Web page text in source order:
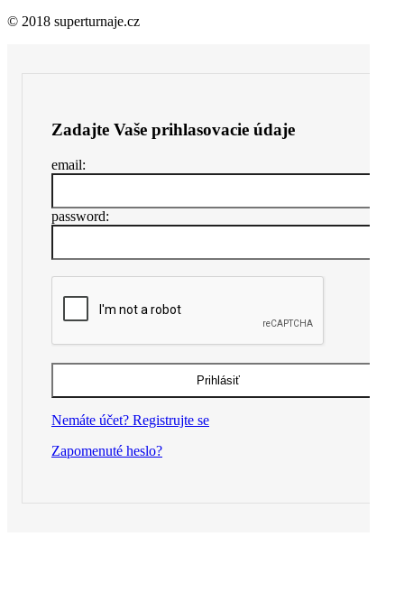
© 2018 superturnaje.cz
Zadajte Vaše prihlasovacie údaje
email:
password:
Nemáte účet? Registrujte se
Zapomenuté heslo?